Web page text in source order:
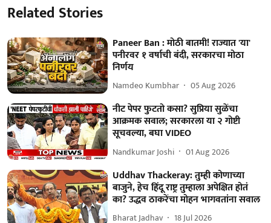
Related Stories
Paneer Ban : मोठी बातमी! राज्यात 'या'
पनीरवर १ वर्षाची बंदी, सरकारचा मोठा
निर्णय
Namdeo Kumbhar 05 Aug 2026
नीट पेपर फुटतो कसा? सुप्रिया सुळेंचा
आक्रमक सवाल; सरकारला या २ गोष्टी
सूचवल्या, बघा VIDEO
Nandkumar Joshi 01 Aug 2026
Uddhav Thackeray: तुम्ही कोणाच्या
बाजुने, हेच हिंदू राष्ट्र तुम्हाला अपेक्षित होतं
का? उद्धव ठाकरेंचा मोहन भागवतांना सवाल
Bharat Jadhav 18 Jul 2026